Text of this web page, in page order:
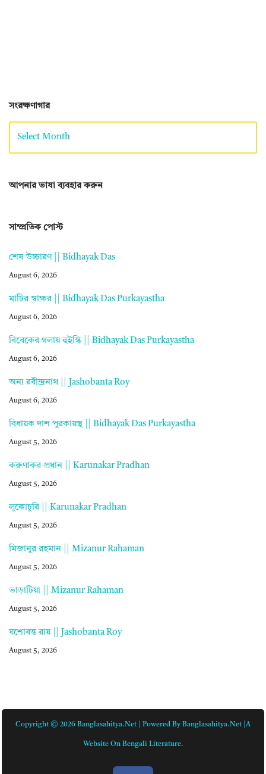
সংরক্ষণাগার
আপনার ভাষা ব্যবহার করুন
সাম্প্রতিক পোস্ট
শেষ উচ্চারণ || Bidhayak Das
August 6, 2026
মাটির স্বাক্ষর || Bidhayak Das Purkayastha
August 6, 2026
বিবেকের গলায় হুইস্কি || Bidhayak Das Purkayastha
August 6, 2026
অন্য রবীন্দ্রনাথ || Jashobanta Roy
August 6, 2026
বিধায়ক দাশ পুরকায়স্থ || Bidhayak Das Purkayastha
August 5, 2026
করুণাকর প্রধান || Karunakar Pradhan
August 5, 2026
লুকোচুরি || Karunakar Pradhan
August 5, 2026
মিজানুর রহমান || Mizanur Rahaman
August 5, 2026
ভাড়াটিয়া || Mizanur Rahaman
August 5, 2026
যশোবন্ত রায় || Jashobanta Roy
August 5, 2026
Copyright © 2026 Banglasahitya.net | Powered By Banglasahitya.net |A
Website On Bengali Literature.